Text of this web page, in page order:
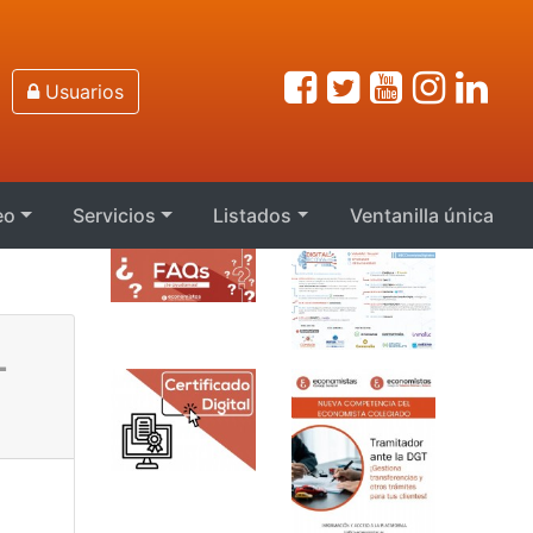
Usuarios
Servicios Listados Ventanilla única